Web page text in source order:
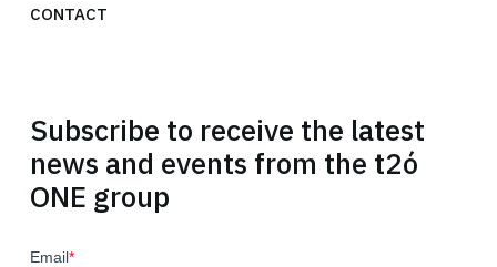
CONTACT
Subscribe to receive the latest
news and events from the t2ó
ONE group